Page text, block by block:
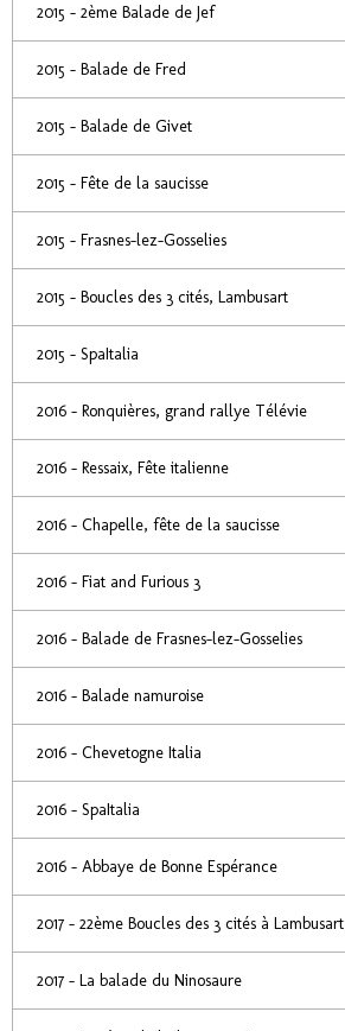
2015 - 2ème Balade de Jef
2015 - Balade de Fred
2015 - Balade de Givet
2015 - Fête de la saucisse
2015 - Frasnes-lez-Gosselies
2015 - Boucles des 3 cités, Lambusart
2015 - SpaItalia
2016 - Ronquières, grand rallye Télévie
2016 - Ressaix, Fête italienne
2016 - Chapelle, fête de la saucisse
2016 - Fiat and Furious 3
2016 - Balade de Frasnes-lez-Gosselies
2016 - Balade namuroise
2016 - Chevetogne Italia
2016 - SpaItalia
2016 - Abbaye de Bonne Espérance
2017 - 22ème Boucles des 3 cités à Lambusart
2017 - La balade du Ninosaure